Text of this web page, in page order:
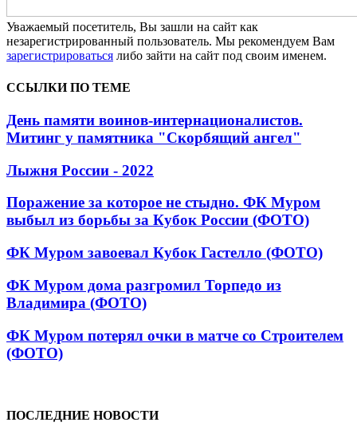
Уважаемый посетитель, Вы зашли на сайт как
незарегистрированный пользователь. Мы рекомендуем Вам
зарегистрироваться либо зайти на сайт под своим именем.
ССЫЛКИ ПО ТЕМЕ
День памяти воинов-интернационалистов.
Митинг у памятника "Скорбящий ангел"
Лыжня России - 2022
Поражение за которое не стыдно. ФК Муром
выбыл из борьбы за Кубок России (ФОТО)
ФК Муром завоевал Кубок Гастелло (ФОТО)
ФК Муром дома разгромил Торпедо из
Владимира (ФОТО)
ФК Муром потерял очки в матче со Строителем
(ФОТО)
ПОСЛЕДНИЕ НОВОСТИ